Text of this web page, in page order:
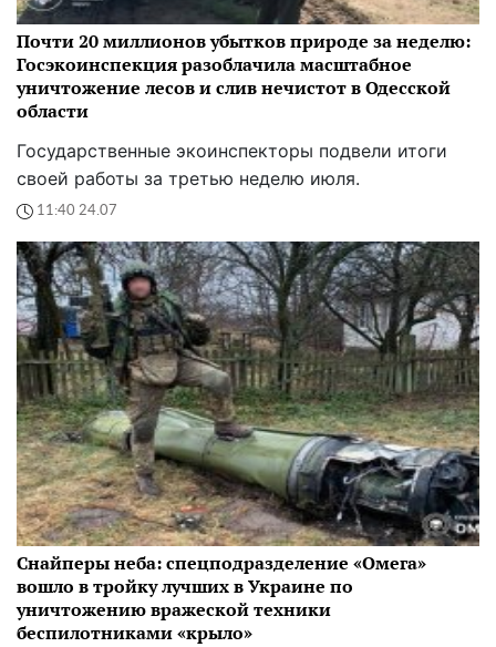
Почти 20 миллионов убытков природе за неделю:
Госэкоинспекция разоблачила масштабное
уничтожение лесов и слив нечистот в Одесской
области
Государственные экоинспекторы подвели итоги
своей работы за третью неделю июля.
11:40 24.07
Снайперы неба: спецподразделение «Омега»
вошло в тройку лучших в Украине по
уничтожению вражеской техники
беспилотниками «крыло»